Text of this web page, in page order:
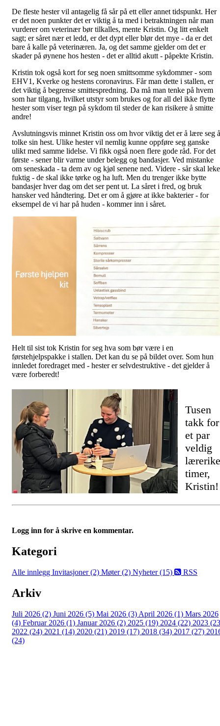
De fleste hester vil antagelig få sår på ett eller annet tidspunkt. Her
er det noen punkter det er viktig å ta med i betraktningen når man
vurderer om veterinær bør tilkalles, mente Kristin. Og litt enkelt
sagt; er såret nær et ledd, er det dypt eller blør det mye - da er det
bare å kalle på veterinæren. Ja, og det samme gjelder om det er
skader på øynene hos hesten - det er alltid akutt - påpekte Kristin.
Kristin tok også kort for seg noen smittsomme sykdommer - som
EHV1, Kverke og hestens coronavirus. Får man dette i stallen, er
det viktig å begrense smittespredning. Da må man tenke på hvem
som har tilgang, hvilket utstyr som brukes og for all del ikke flytte
hester som viser tegn på sykdom til steder de kan risikere å smitte
andre!
Avslutningsvis minnet Kristin oss om hvor viktig det er å lære seg å
tolke sin hest. Ulike hester vil nemlig kunne oppføre seg ganske
ulikt med samme lidelse. Vi fikk også noen flere gode råd. For det
første - sener blir varme under belegg og bandasjer. Ved mistanke
om seneskada - ta dem av og kjøl senene ned. Videre - sår skal
fuktig - de skal ikke tørke og ha luft. Men du trenger ikke bytte
bandasjer hver dag om det ser pent ut. La såret i fred, og bruk
hansker ved håndtering. Det er om å gjøre at ikke bakterier - for
eksempel de vi har på huden - kommer inn i såret.
Helt til sist tok Kristin for seg hva som bør være i en
førstehjelpspakke i stallen. Det kan du se på bildet over. Som hun
innledet foredraget med - hester er selvdestruktive - det gjelder å
være forberedt!
Tusen
takk for
et par
veldig
lærerike
timer,
Kristin!
Logg inn for å skrive en kommentar.
Kategori
Alle innlegg Invitasjoner (2) Møter (2) Nyheter (15) RSS
Arkiv
Juli 2026 (2) Juni 2026 (5) Mai 2026 (3) April 2026 (1) Mars 2026
(4) Februar 2026 (1) Januar 2026 (2) 2025 (19) 2024 (22) 2023
2022 (24) 2021 (14) 2020 (21) 2019 (17) 2018 (34) 2017 (27)
(24)